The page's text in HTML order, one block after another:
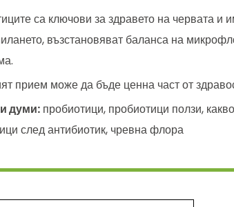
са ключови за здравето на червата и
възстановяват баланса на
прием може да бъде ценна част от
думи: пробиотици, пробиотици ползи,
след антибиотик, чревна флора